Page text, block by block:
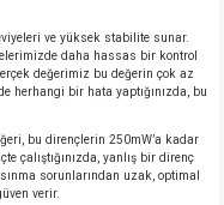
ve yüksek stabilite sunar.
daha hassas bir kontrol
değerimiz bu değerin çok az
herhangi bir hata yaptığınızda, bu
bu dirençlerin 250mW’a kadar
çalıştığınızda, yanlış bir direnç
sorunlarından uzak, optimal
verir.